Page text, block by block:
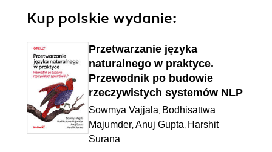
Kup polskie wydanie:
Przetwarzanie języka
naturalnego w praktyce.
Przewodnik po budowie
rzeczywistych systemów NLP
Sowmya Vajjala, Bodhisattwa
Majumder, Anuj Gupta, Harshit
Surana